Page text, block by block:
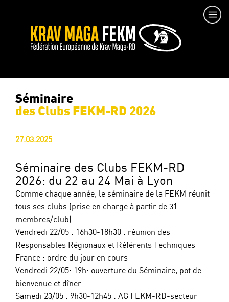
Séminaire
des Clubs FEKM-RD 2026
27.03.2025
Séminaire des Clubs FEKM-RD
2026: du 22 au 24 Mai à Lyon
Comme chaque année, le séminaire de la FEKM réunit
tous ses clubs (prise en charge à partir de 31
membres/club).
Vendredi 22/05 : 16h30-18h30 : réunion des
Responsables Régionaux et Référents Techniques
France : ordre du jour en cours
Vendredi 22/05: 19h: ouverture du Séminaire, pot de
bienvenue et dîner
Samedi 23/05 : 9h30-12h45 : AG FEKM-RD-secteur